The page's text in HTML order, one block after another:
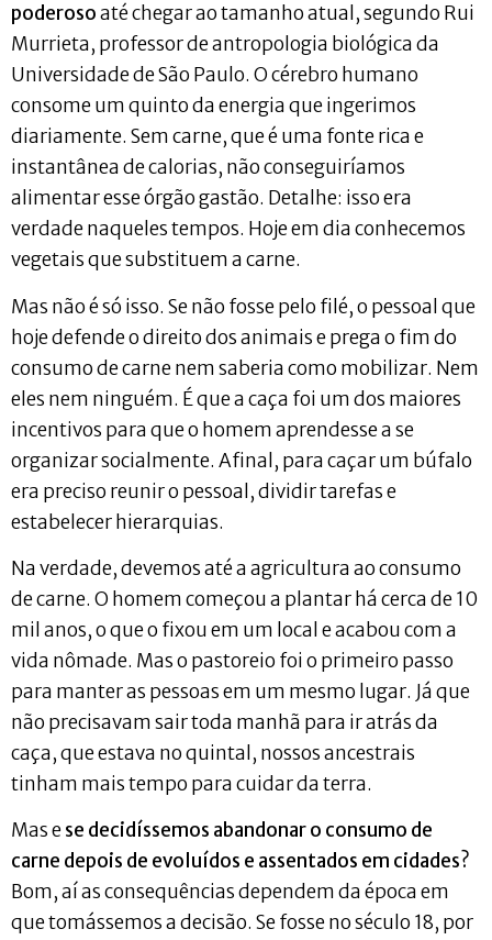
poderosoaté chegar ao tamanho atual, segundo Rui
Murrieta, professor de antropologia biológica da
Universidade de São Paulo. O cérebro humano
consome um quinto da energia que ingerimos
diariamente. Sem carne, que é uma fonte rica e
instantânea de calorias, não conseguiríamos
alimentar esse órgão gastão. Detalhe: isso era
verdade naqueles tempos. Hoje em dia conhecemos
vegetais que substituem a carne.
Mas não é só isso. Se não fosse pelo filé, o pessoal que
hoje defende o direito dos animais e prega o fim do
consumo de carne nem saberia como mobilizar. Nem
eles nem ninguém. É que a caça foi um dos maiores
incentivos para que o homem aprendesse a se
organizar socialmente. Afinal, para caçar um búfalo
era preciso reunir o pessoal, dividir tarefas e
estabelecer hierarquias.
Na verdade, devemos até a agricultura ao consumo
de carne. O homem começou a plantar há cerca de 10
mil anos, o que o fixou em um local e acabou com a
vida nômade. Mas o pastoreio foi o primeiro passo
para manter as pessoas em um mesmo lugar. Já que
não precisavam sair toda manhã para ir atrás da
caça, que estava no quintal, nossos ancestrais
tinham mais tempo para cuidar da terra.
Mas ese decidíssemos abandonar o consumo de
carne depois de evoluídos e assentados em cidades?
Bom, aí as consequências dependem da época em
que tomássemos a decisão. Se fosse no século 18, por